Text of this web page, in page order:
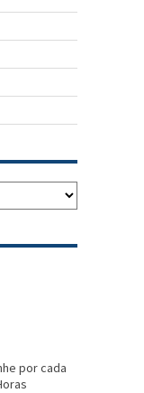
por cada